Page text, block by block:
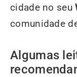
cidade no seu
comunidade
Algumas